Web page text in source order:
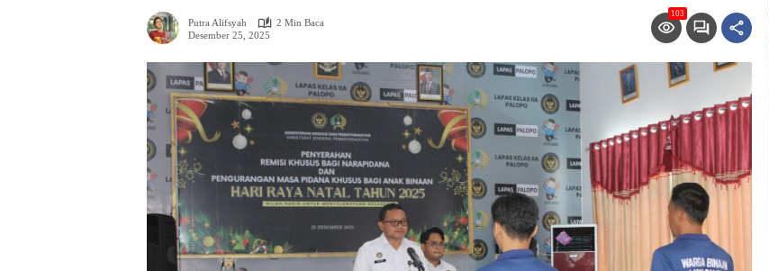
Putra Alifsyah
2 Min Baca
Desember 25, 2025
103